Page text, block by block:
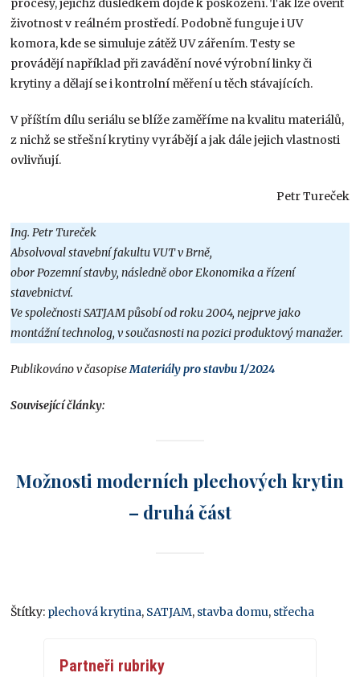
procesy, jejichž důsledkem dojde k poškození. Tak lze ověřit
životnost v reálném prostředí. Podobně funguje i UV
komora, kde se simuluje zátěž UV zářením. Testy se
provádějí například při zavádění nové výrobní linky či
krytiny a dělají se i kontrolní měření u těch stávajících.
V příštím dílu seriálu se blíže zaměříme na kvalitu materiálů,
z nichž se střešní krytiny vyrábějí a jak dále jejich vlastnosti
ovlivňují.
Petr Tureček
Ing. Petr Tureček
Absolvoval stavební fakultu VUT v Brně,
obor Pozemní stavby, následně obor Ekonomika a řízení
stavebnictví.
Ve společnosti SATJAM působí od roku 2004, nejprve jako
montážní technolog, v současnosti na pozici produktový manažer.
Publikováno v časopiseMateriály pro stavbu 1/2024
Související články:
Možnosti moderních plechových krytin
– druhá část
Štítky: plechová krytina, SATJAM, stavba domu, střecha
Partneři rubriky